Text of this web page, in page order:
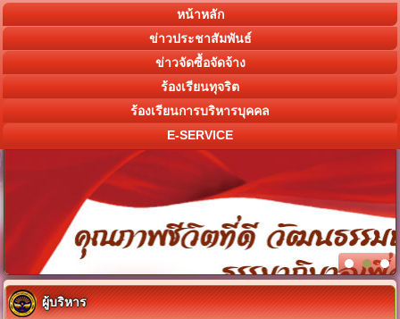
หน้าหลัก
ข่าวประชาสัมพันธ์
ข่าวจัดซื้อจัดจ้าง
ร้องเรียนทุจริต
ร้องเรียนการบริหารบุคคล
E-SERVICE
ผู้บริหาร